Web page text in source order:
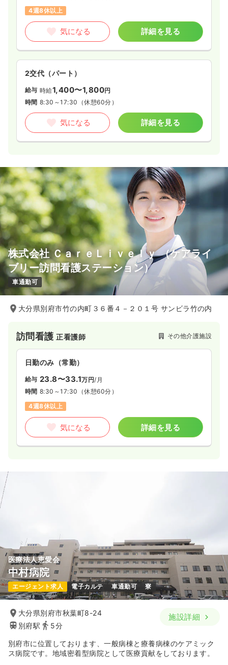
4週8休以上
気になる 詳細を見る
2交代（パート）
給与 時給1,400〜1,800円
時間 8:30～17:30 （休憩60分）
気になる 詳細を見る
株式会社 ＣａｒｅＬｉｖｅｌｙ （ケアライ
ブリー訪問看護ステーション）
車通勤可
大分県別府市竹の内町３６番４－２０１号 サンビラ竹の内
訪問看護正看護師 その他介護施設
日勤のみ（常勤）
給与 23.8〜33.1万円/月
時間 8:30～17:30 （休憩60分）
4週8休以上
気になる 詳細を見る
医療法人恵愛会
中村病院
エージェント求人 電子カルテ 車通勤可 寮
大分県別府市秋葉町8-24
別府駅
5分
施設詳細
別府市に位置しております、一般病棟と療養病棟のケアミック
ス病院です。地域密着型病院として医療貢献をしております。